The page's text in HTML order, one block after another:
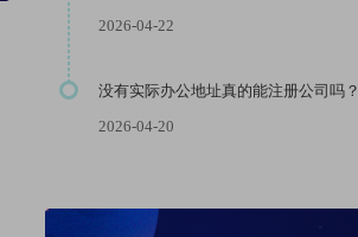
2026-04-22
没有实际办公地址真的能注册公司吗？
2026-04-20